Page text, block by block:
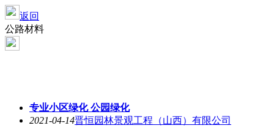
返回
公路材料
专业小区绿化 公园绿化
2021-04-14晋恒园林景观工程（山西）有限公司